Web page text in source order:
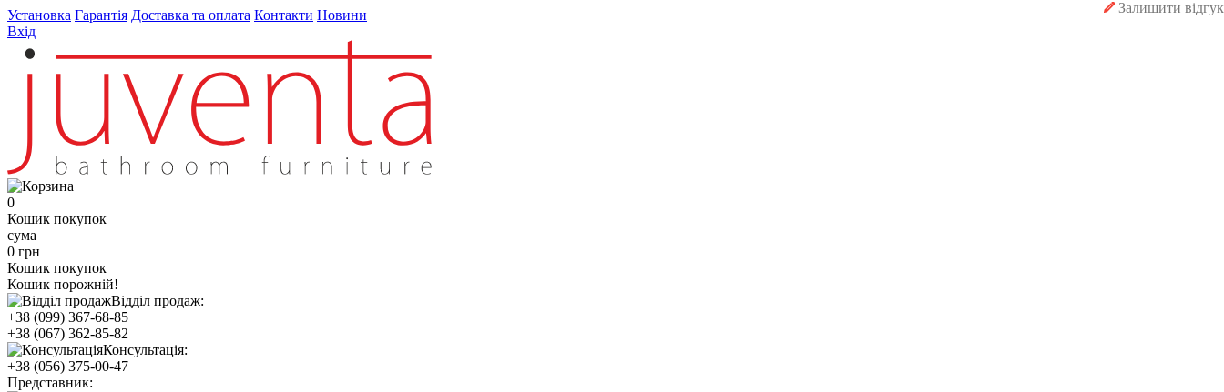
Установка Гарантія Доставка та оплата Контакти Новини
Вхід
0
Кошик покупок
сума
0 грн
Кошик покупок
Кошик порожній!
Відділ продаж:
+38 (099) 367-68-85
+38 (067) 362-85-82
Консультація:
+38 (056) 375-00-47
Представник:
Залишити відгук